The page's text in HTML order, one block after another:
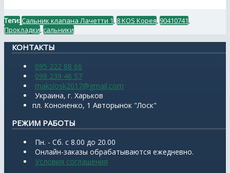
Теги:Сальник клапана Лачетти 1 8 KOS Корея 90410741
Прокладки сальники
КОНТАКТЫ
095 222 88 66
098 239 46 57
makslosk2017@gmail.com
Украина, г. Харьков
пл. Кононенко, 1 Авторынок "Лоск"
РЕЖИМ РАБОТЫ
Пн. - Сб. с 8.00 до 20.00
Онлайн-заказы обрабатываются ежедневно.
Условия соглашения